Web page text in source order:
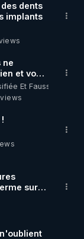
la
dents
implants
ne
et vous
Et Fausse
views
sur